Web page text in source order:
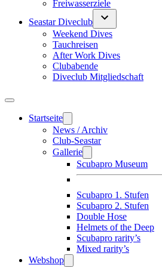
Freiwasserziele
Seastar Diveclub
Weekend Dives
Tauchreisen
After Work Dives
Clubabende
Diveclub Mitgliedschaft
Startseite
News / Archiv
Club-Seastar
Gallerie
Scubapro Museum
Scubapro 1. Stufen
Scubapro 2. Stufen
Double Hose
Helmets of the Deep
Scubapro rarity’s
Mixed rarity’s
Webshop